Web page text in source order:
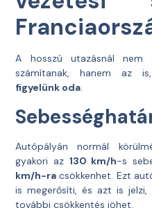
A hosszú utazásnál
számítanak, hanem az
figyelünk oda.
Autópályán normál
gyakori az 130 km/h-s
km/h-ra csökkenhet. Ezt
is megerősíti, és azt is jelzi,
további csökkentés jöhet.